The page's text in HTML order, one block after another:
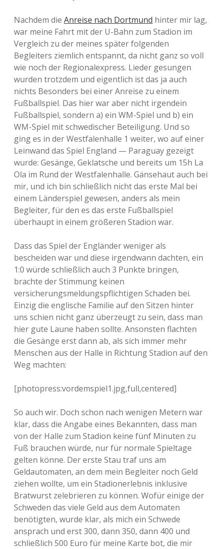
Nachdem die Anreise nach Dortmund hinter mir lag,
war meine Fahrt mit der U-Bahn zum Stadion im
Vergleich zu der meines später folgenden
Begleiters ziemlich entspannt, da nicht ganz so voll
wie noch der Regionalexpress. Lieder gesungen
wurden trotzdem und eigentlich ist das ja auch
nichts Besonders bei einer Anreise zu einem
Fußballspiel. Das hier war aber nicht irgendein
Fußballspiel, sondern a) ein WM-Spiel und b) ein
WM-Spiel mit schwedischer Beteiligung. Und so
ging es in der Westfalenhalle 1 weiter, wo auf einer
Leinwand das Spiel England — Paraguay gezeigt
wurde: Gesänge, Geklatsche und bereits um 15h La
Ola im Rund der Westfalenhalle. Gänsehaut auch bei
mir, und ich bin schließlich nicht das erste Mal bei
einem Länderspiel gewesen, anders als mein
Begleiter, für den es das erste Fußballspiel
überhaupt in einem größeren Stadion war.
Dass das Spiel der Engländer weniger als
bescheiden war und diese irgendwann dachten, ein
1:0 würde schließlich auch 3 Punkte bringen,
brachte der Stimmung keinen
versicherungsmeldungspflichtigen Schaden bei.
Einzig die englische Familie auf den Sitzen hinter
uns schien nicht ganz überzeugt zu sein, dass man
hier gute Laune haben sollte. Ansonsten flachten
die Gesänge erst dann ab, als sich immer mehr
Menschen aus der Halle in Richtung Stadion auf den
Weg machten:
[photopress:vordemspiel1.jpg,full,centered]
So auch wir. Doch schon nach wenigen Metern war
klar, dass die Angabe eines Bekannten, dass man
von der Halle zum Stadion keine fünf Minuten zu
Fuß brauchen würde, nur für normale Spieltage
gelten könne. Der erste Stau traf uns am
Geldautomaten, an dem mein Begleiter noch Geld
ziehen wollte, um ein Stadionerlebnis inklusive
Bratwurst zelebrieren zu können. Wofür einige der
Schweden das viele Geld aus dem Automaten
benötigten, wurde klar, als mich ein Schwede
ansprach und erst 300, dann 350, dann 400 und
schließlich 500 Euro für meine Karte bot, die mir